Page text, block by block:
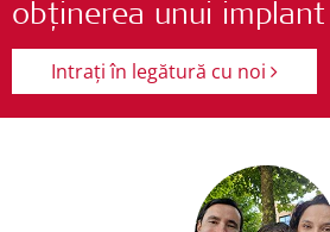
obținerea unui implant
Intrați în legătură cu noi